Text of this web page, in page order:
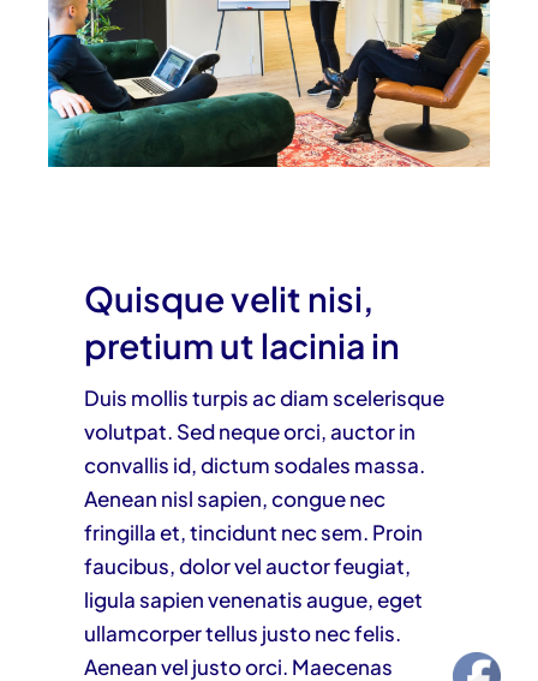
Quisque velit nisi,
pretium ut lacinia in
Duis mollis turpis ac diam scelerisque
volutpat. Sed neque orci, auctor in
convallis id, dictum sodales massa.
Aenean nisl sapien, congue nec
fringilla et, tincidunt nec sem. Proin
faucibus, dolor vel auctor feugiat,
ligula sapien venenatis augue, eget
ullamcorper tellus justo nec felis.
Aenean vel justo orci. Maecenas